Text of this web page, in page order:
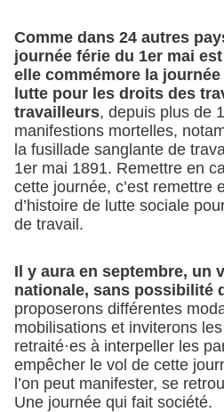
Comme dans 24 autres
journée férie du 1er mai
elle commémore la
lutte pour les droits des
travailleurs, depuis plus de
manifestions mortelles,
la fusillade sanglante de
1er mai 1891. Remettre en
cette journée, c’est remettre
d’histoire de lutte sociale
de travail.
Il y aura en septembre, un
nationale, sans possibilité
proposerons différentes
mobilisations et inviterons
retraité·es à interpeller les
empêcher le vol de cette
l’on peut manifester, se
Une journée qui fait société.